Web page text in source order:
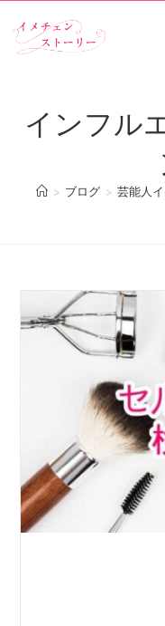
インフル
> ブログ > 芸能人